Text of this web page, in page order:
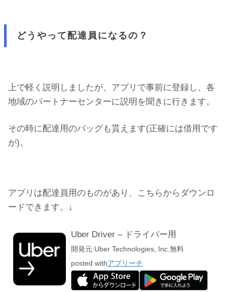
どうやって配達員になるの？
上で軽く説明しましたが、アプリで事前に登録し、各
地域のパートナーセンターに説明を聞きに行きます。
その時に配達用のバッグも貰えます(正確には借用です
が)。
アプリは配達員用のものがあり、こちらからダウンロ
ードできます。↓
Uber Driver – ドライバー用
開発元:Uber Technologies, Inc. 無料
posted withアプリーチ